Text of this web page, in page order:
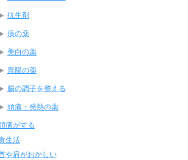
抗生剤
痰の薬
美白の薬
胃腸の薬
腸の調子を整える
頭痛・発熱の薬
痛がする
生活
や肩がおかしい